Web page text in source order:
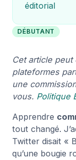
éditorial
DÉBUTANT
Cet article
plateformes
une
vous. Politique
Apprendre
tout changé.
Twitter disait «
qu’une bougie